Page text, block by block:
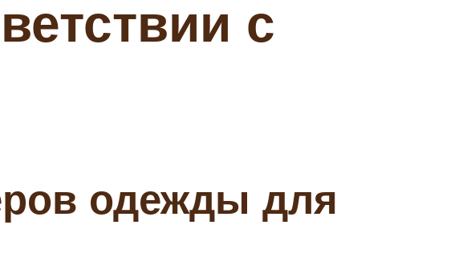
с
одежды для